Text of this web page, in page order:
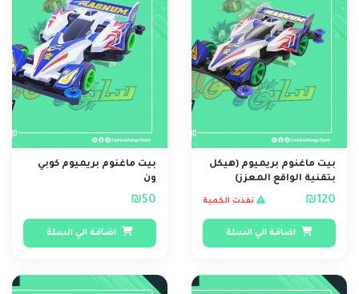
بيت ماغنوم بريميوم (هيكل
بتقنية الواقع المعزز)
₪120 نفذت الكمية
اضافة الي السلة
بيت ماغنوم بريميوم كوبي
ون
₪50
اضافة الي السلة